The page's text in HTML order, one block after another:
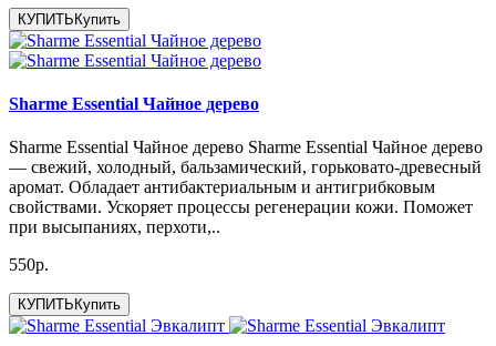
КУПИТЬКупить
Sharme Essential Чайное дерево
Sharme Essential Чайное дерево Sharme Essential Чайное дерево
— свежий, холодный, бальзамический, горьковато-древесный
аромат. Обладает антибактериальным и антигрибковым
свойствами. Ускоряет процессы регенерации кожи. Поможет
при высыпаниях, перхоти,..
550р.
КУПИТЬ Купить